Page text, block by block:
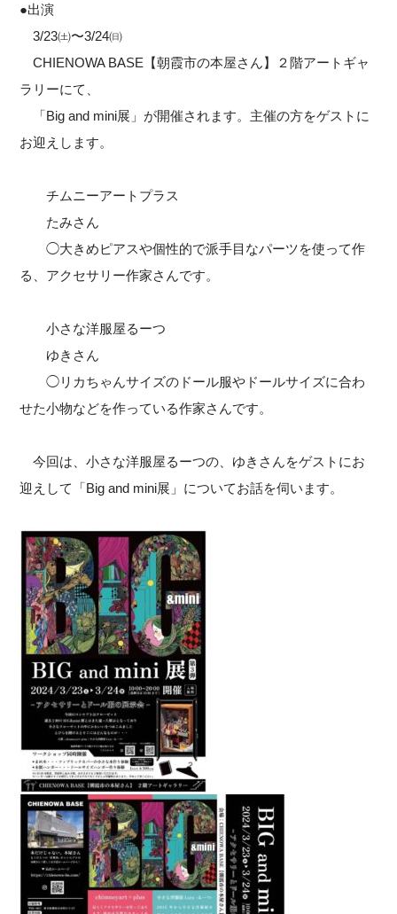
●出演
3/23㈯〜3/24㈰
CHIENOWA BASE【朝霞市の本屋さん】２階アートギャ
ラリーにて、
「Big and mini展」が開催されます。主催の方をゲストに
お迎えします。
チムニーアートプラス
たみさん
◯大きめピアスや個性的で派手目なパーツを使って作
る、アクセサリー作家さんです。
小さな洋服屋るーつ
ゆきさん
◯リカちゃんサイズのドール服やドールサイズに合わ
せた小物などを作っている作家さんです。
今回は、小さな洋服屋るーつの、ゆきさんをゲストにお
迎えして「Big and mini展」についてお話を伺います。